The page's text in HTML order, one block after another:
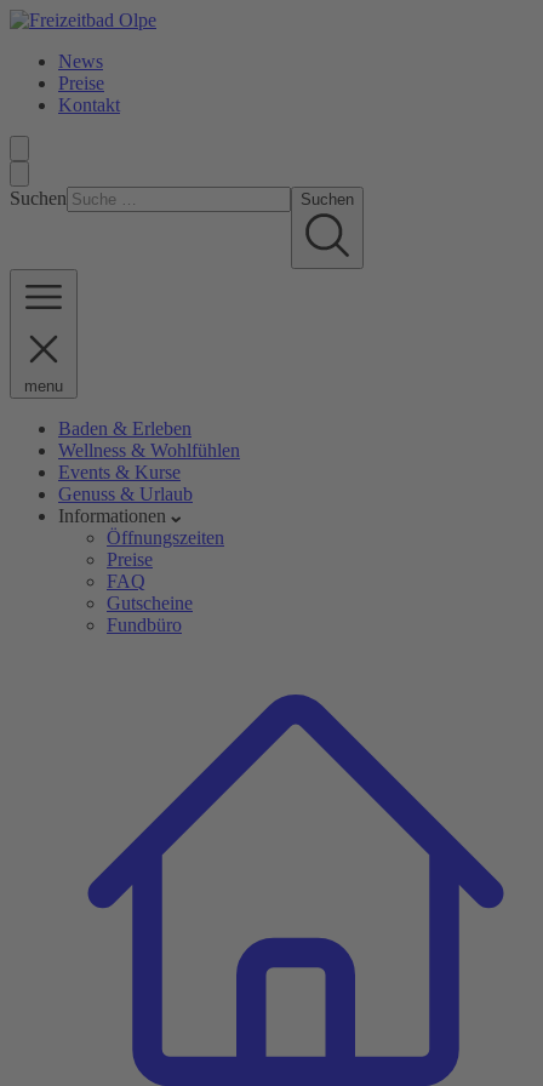
News
Preise
Kontakt
Suchen Suchen
menu
Baden & Erleben
Wellness & Wohlfühlen
Events & Kurse
Genuss & Urlaub
Informationen
Öffnungszeiten
Preise
FAQ
Gutscheine
Fundbüro